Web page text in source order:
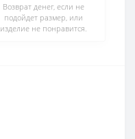
Возврат денег, если не
подойдет размер, или
изделие не понравится.